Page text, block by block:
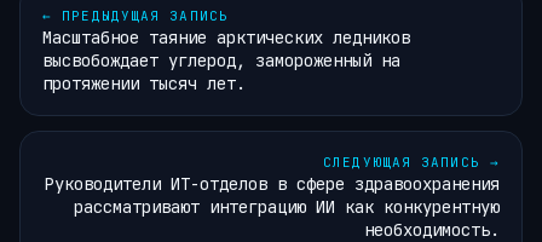
← ПРЕДЫДУЩАЯ ЗАПИСЬ
Масштабное таяние арктических ледников
высвобождает углерод, замороженный на
протяжении тысяч лет.
СЛЕДУЮЩАЯ ЗАПИСЬ →
Руководители ИТ-отделов в сфере здравоохранения
рассматривают интеграцию ИИ как конкурентную
необходимость.